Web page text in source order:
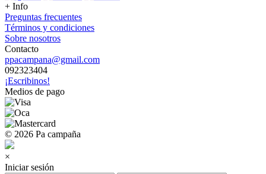
+ Info
Preguntas frecuentes
Términos y condiciones
Sobre nosotros
Contacto
ppacampana@gmail.com
092323404
¡Escribinos!
Medios de pago
© 2026 Pa campaña
×
Iniciar sesión